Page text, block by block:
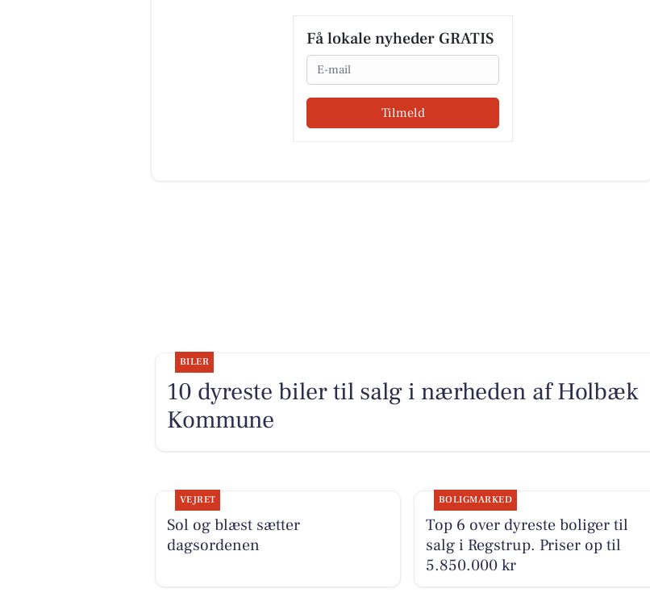
Få lokale nyheder GRATIS
Email
Tilmeld
BILER
10 dyreste biler til salg i nærheden af Holbæk
Kommune
VEJRET
Sol og blæst sætter
dagsordenen
BOLIGMARKED
Top 6 over dyreste boliger til
salg i Regstrup. Priser op til
5.850.000 kr